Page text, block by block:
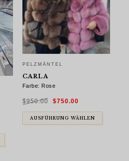
PELZMÄNTEL
CARLA
Farbe: Rose
$950.00
Ursprünglicher
Preis
$950.00
$750.00Preis
$750.00.
AUSFÜHRUNG WÄHLEN